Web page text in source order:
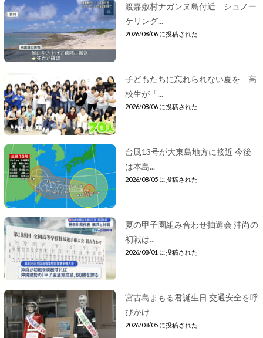
渡嘉敷村ナガンヌ島付近 シュノー
ケリング...
2026/08/06 に投稿された
子どもたちに忘れられない夏を 高
校生が「...
2026/08/06 に投稿された
台風13号が大東島地方に接近 今後
は本島...
2026/08/05 に投稿された
夏の甲子園組み合わせ抽選会 沖尚の
初戦は...
2026/08/01 に投稿された
宮古島まもる君誕生日 交通安全を呼
びかけ
2026/08/05 に投稿された